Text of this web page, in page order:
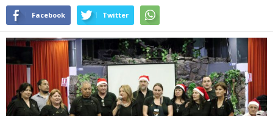
Facebook Twitter